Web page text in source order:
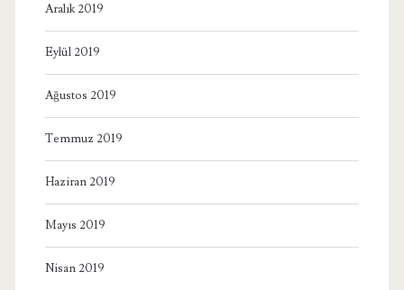
Aralık 2019
Eylül 2019
Ağustos 2019
Temmuz 2019
Haziran 2019
Mayıs 2019
Nisan 2019